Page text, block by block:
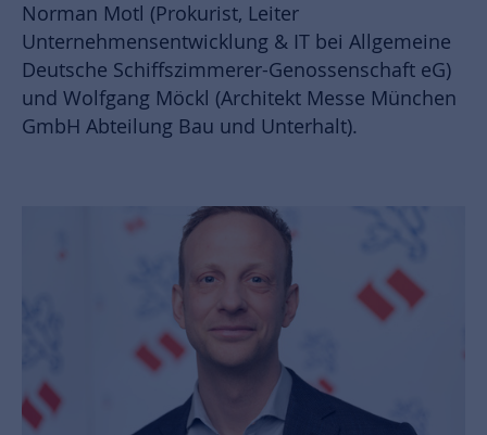
Norman Motl (Prokurist, Leiter
Unternehmensentwicklung & IT bei Allgemeine
Deutsche Schiffszimmerer-Genossenschaft eG)
und Wolfgang Möckl (Architekt Messe München
GmbH Abteilung Bau und Unterhalt).